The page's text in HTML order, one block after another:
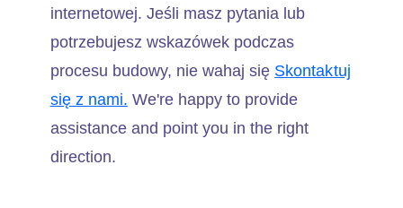
internetowej. Jeśli masz pytania lub
potrzebujesz wskazówek podczas
procesu budowy, nie wahaj się Skontaktuj
się z nami. We're happy to provide
assistance and point you in the right
direction.